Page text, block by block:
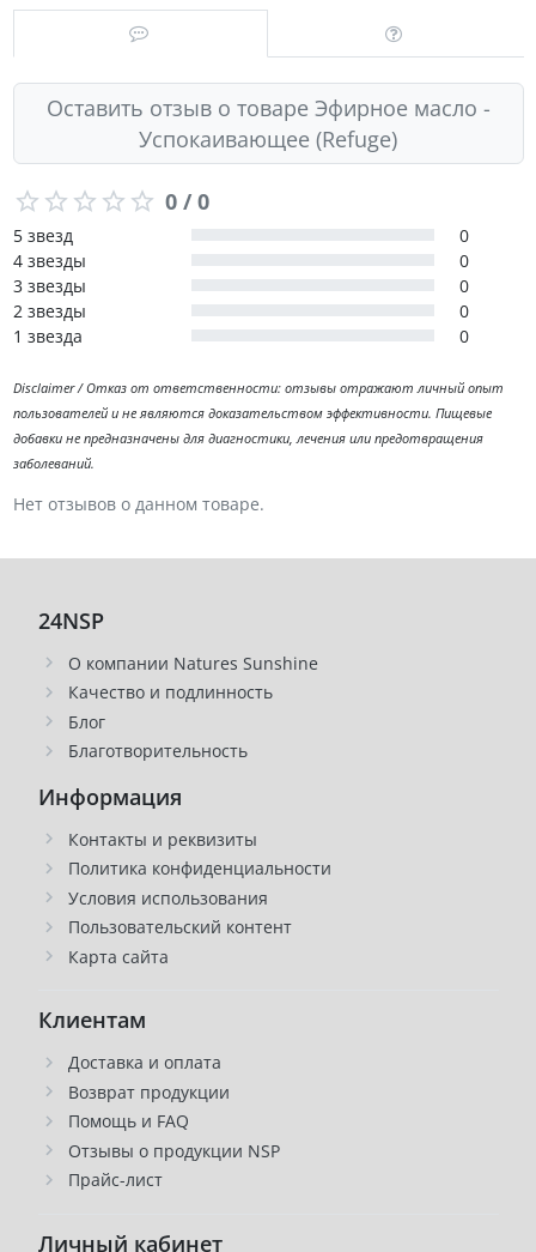
Оставить отзыв о товаре Эфирное масло -
Успокаивающее (Refuge)
0 / 0
5 звезд
0
4 звезды
0
3 звезды
0
2 звезды
0
1 звезда
0
Disclaimer / Отказ от ответственности: отзывы отражают личный опыт
пользователей и не являются доказательством эффективности. Пищевые
добавки не предназначены для диагностики, лечения или предотвращения
заболеваний.
Нет отзывов о данном товаре.
24NSP
О компании Natures Sunshine
Качество и подлинность
Блог
Благотворительность
Информация
Контакты и реквизиты
Политика конфиденциальности
Условия использования
Пользовательский контент
Карта сайта
Клиентам
Доставка и оплата
Возврат продукции
Помощь и FAQ
Отзывы о продукции NSP
Прайс-лист
Личный кабинет